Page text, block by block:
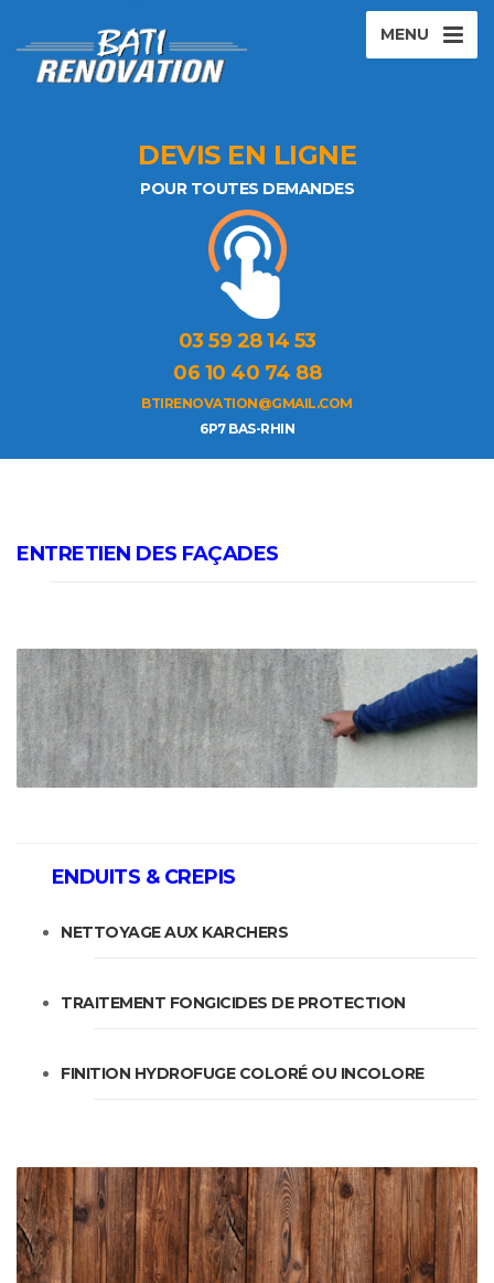
MENU
DEVIS EN LIGNE
POUR TOUTES DEMANDES
03 59 28 14 53
06 10 40 74 88
BTIRENOVATION@GMAIL.COM
6P7 BAS-RHIN
ENTRETIEN DES FAÇADES
ENDUITS & CREPIS
NETTOYAGE AUX KARCHERS
TRAITEMENT FONGICIDES DE PROTECTION
FINITION HYDROFUGE COLORÉ OU INCOLORE